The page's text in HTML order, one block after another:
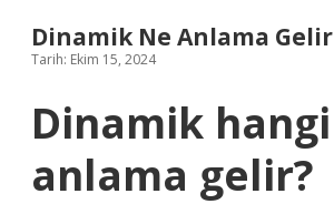
Dinamik Ne Anlama Gelir
Tarih: Ekim 15, 2024
Dinamik hangi
anlama gelir?